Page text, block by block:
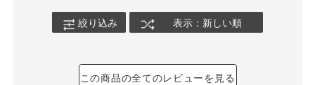
絞り込み 表示：新しい順
この商品の全てのレビューを見る